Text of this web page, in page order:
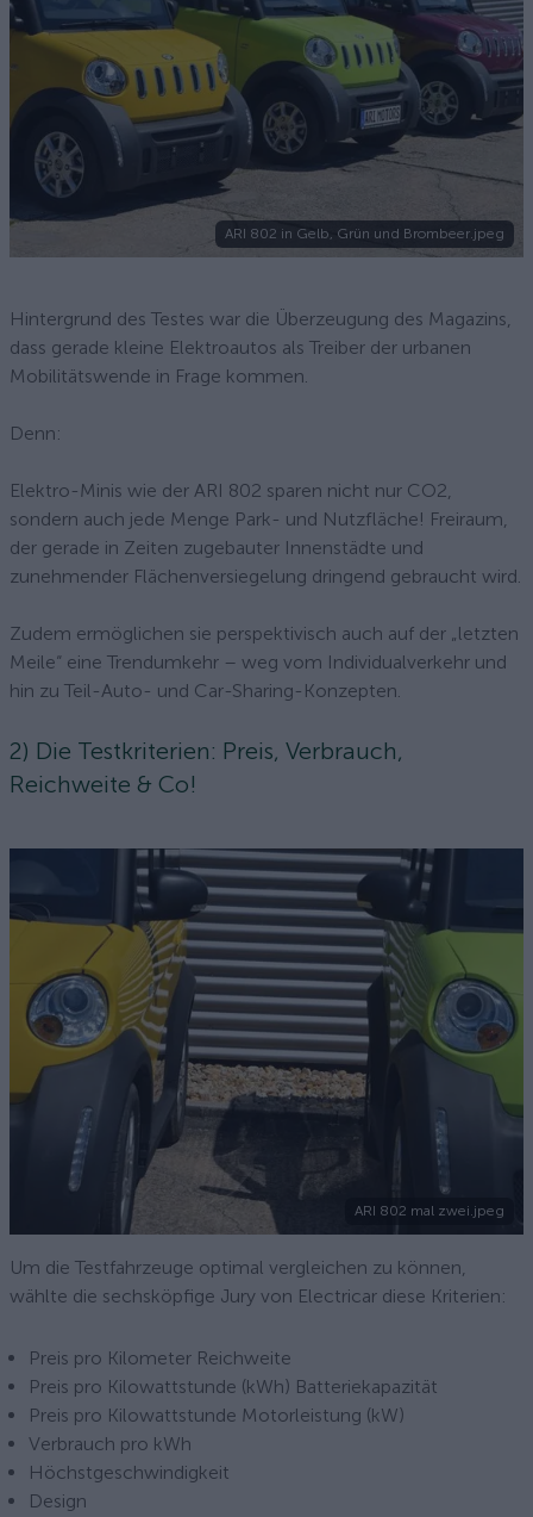
ARI 802 in Gelb, Grün und Brombeer.jpeg
Hintergrund des Testes war die Überzeugung des Magazins,
dass gerade kleine Elektroautos als Treiber der urbanen
Mobilitätswende in Frage kommen.
Denn:
Elektro-Minis wie der ARI 802 sparen nicht nur CO2,
sondern auch jede Menge Park- und Nutzfläche! Freiraum,
der gerade in Zeiten zugebauter Innenstädte und
zunehmender Flächenversiegelung dringend gebraucht wird.
Zudem ermöglichen sie perspektivisch auch auf der „letzten
Meile“ eine Trendumkehr – weg vom Individualverkehr und
hin zu Teil-Auto- und Car-Sharing-Konzepten.
2) Die Testkriterien: Preis, Verbrauch,
Reichweite & Co!
ARI 802 mal zwei.jpeg
Um die Testfahrzeuge optimal vergleichen zu können,
wählte die sechsköpfige Jury von Electricar diese Kriterien:
Preis pro Kilometer Reichweite
Preis pro Kilowattstunde (kWh) Batteriekapazität
Preis pro Kilowattstunde Motorleistung (kW)
Verbrauch pro kWh
Höchstgeschwindigkeit
Design